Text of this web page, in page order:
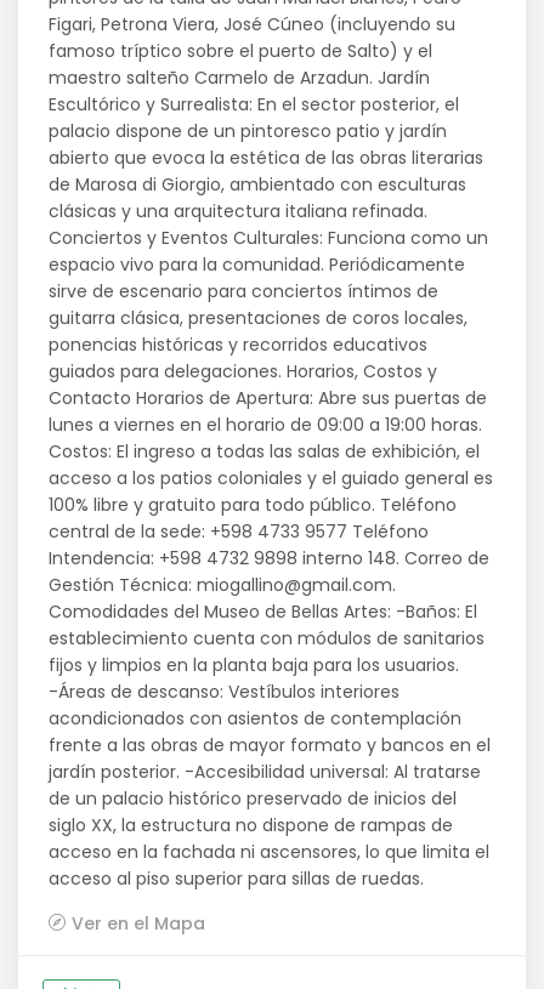
Figari, Petrona Viera, José Cúneo (incluyendo su
famoso tríptico sobre el puerto de Salto) y el
maestro salteño Carmelo de Arzadun. Jardín
Escultórico y Surrealista: En el sector posterior, el
palacio dispone de un pintoresco patio y jardín
abierto que evoca la estética de las obras literarias
de Marosa di Giorgio, ambientado con esculturas
clásicas y una arquitectura italiana refinada.
Conciertos y Eventos Culturales: Funciona como un
espacio vivo para la comunidad. Periódicamente
sirve de escenario para conciertos íntimos de
guitarra clásica, presentaciones de coros locales,
ponencias históricas y recorridos educativos
guiados para delegaciones. Horarios, Costos y
Contacto Horarios de Apertura: Abre sus puertas de
lunes a viernes en el horario de 09:00 a 19:00 horas.
Costos: El ingreso a todas las salas de exhibición, el
acceso a los patios coloniales y el guiado general es
100% libre y gratuito para todo público. Teléfono
central de la sede: +598 4733 9577 Teléfono
Intendencia: +598 4732 9898 interno 148. Correo de
Gestión Técnica: miogallino@gmail.com.
Comodidades del Museo de Bellas Artes: -Baños: El
establecimiento cuenta con módulos de sanitarios
fijos y limpios en la planta baja para los usuarios.
-Áreas de descanso: Vestíbulos interiores
acondicionados con asientos de contemplación
frente a las obras de mayor formato y bancos en el
jardín posterior. -Accesibilidad universal: Al tratarse
de un palacio histórico preservado de inicios del
siglo XX, la estructura no dispone de rampas de
acceso en la fachada ni ascensores, lo que limita el
acceso al piso superior para sillas de ruedas.
Ver en el Mapa